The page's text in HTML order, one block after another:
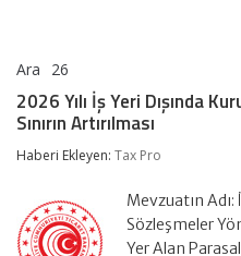
Ara 26
Yılı
İş
Yeri
Kurulan
Parasal
Sınırın
Artırılması
2026 Yılı İş Yeri Dışında
Sınırın Artırılması
Haberi Ekleyen: Tax Pro
Mevzuatın Adı:
Sözleşmeler
Yer Alan Parasal